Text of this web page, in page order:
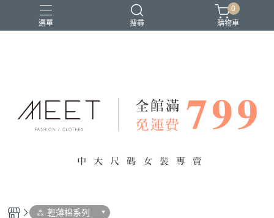
選單 搜尋
0
購物車
⁂ 輕薄棉系列